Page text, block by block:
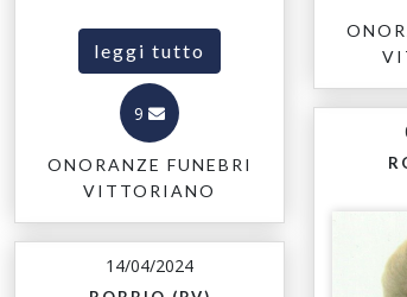
leggi tutto
9
ONORANZE FUNEBRI
VITTORIANO
14/04/2024